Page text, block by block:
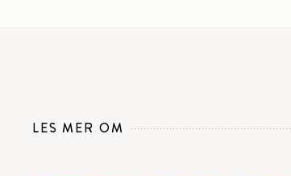
LES MER OM